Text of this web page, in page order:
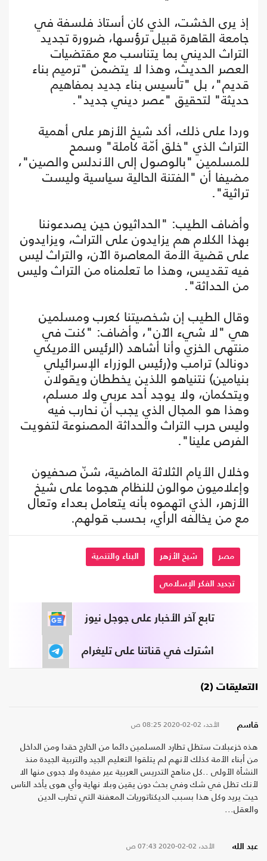
إذ يرى الخشت، الذي كان أستاذ فلسفة في
جامعة القاهرة قبيل ترؤسها، ضرورة تجديد
التراث الديني بما يتناسب مع مقتضيات
العصر الحديث، وهذا لا يتضمن "ترميم بناء
قديم"، بل "تأسيس بناء جديد بمفاهيم
حديثة" لتحقيق "عصر ديني جديد".
وردا على ذلك، أكد شيخ الأزهر على أهمية
التراث الذي "خلق أمّة كاملة" وسمح
للمسلمين "بالوصول إلى الأندلس والصين"،
مضيفا أن "الفتنة الحالية سياسية وليست
تراثية".
وأضاف الطيب: "الحداثيون حين يصدعوننا
بهذا الكلام هم يزايدون على التراث، ويزايدون
على قضية الأمة المعاصرة الآن، والتراث ليس
فيه تقديس، وهذا ما تعلمناه من التراث وليس
من الحداثة".
وقال الطيب إن شخصيتنا كعرب ومسلمين
هي "لا شيء الآن"، وأضاف: "كنت في
منتهى الخزي وأنا أشاهد (الرئيس الأمريكي
دونالد) ترامب و(رئيس الوزراء الإسرائيلي
بنيامين) نتنياهو اللذين يخططان ويقولان
ويتحكمان، ولا يوجد أحد عربي ولا مسلم،
وهذا هو المجال الذي يجب أن نحارب فيه
وليس حرب التراث والحداثة المصنوعة لتفويت
الفرص علينا".
وخلال الأيام الثلاثة الماضية، شنّ صحفيون
وإعلاميون موالون للنظام هجوما على شيخ
الأزهر، الذي اتهموه بأنه يتعامل بعداء وتعال
مع من يخالفه الرأي، بحسب قولهم.
مصر شيخ الأزهر البناء والتنمية
تجديد الفكر الإسلامي
تابع آخر الأخبار على جوجل نيوز
اشترك في قناتنا على تليغرام
التعليقات (2)
قاسم الأحد، 02-02-2020 08:25 ص
هذه خزعبلات ستظل تطارد المسلمين دائما من الخارج حقدا ومن الداخل
من أبناء الأمة كذلك لأنهم لم يتلقوا التعليم الجيد والتربية الجيدة منذ
النشأة الأولى ..كل مناهج التدريس العربية عير مفيدة ولا جدوى منها الا
لأنك تظل في شك وفي بحث دون يقين وبلا نهاية وأي هوى يأخد الناس
حيت يريد وكل هذا بسبب الديكتاتوريات المعفنة التي تحارب الدين
والعقل...
عبد الله الأحد، 02-02-2020 07:43 ص